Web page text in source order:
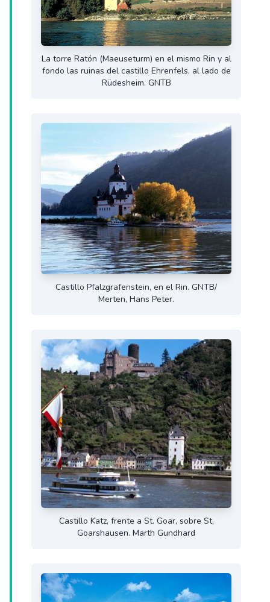
La torre Ratón (Maeuseturm) en el mismo Rin y al
fondo las ruinas del castillo Ehrenfels, al lado de
Rüdesheim. GNTB
Castillo Pfalzgrafenstein, en el Rin. GNTB/
Merten, Hans Peter.
Castillo Katz, frente a St. Goar, sobre St.
Goarshausen. Marth Gundhard